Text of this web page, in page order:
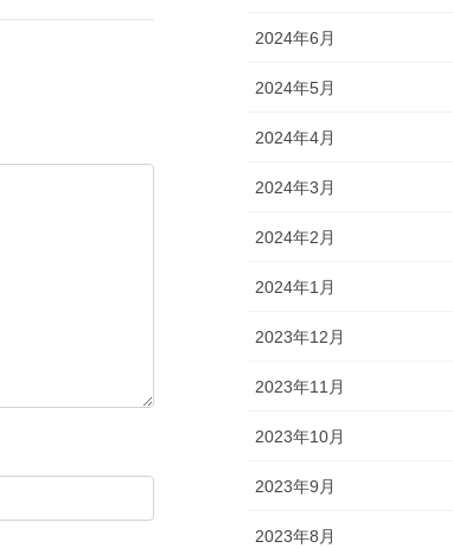
2024年6月
2024年5月
2024年4月
2024年3月
2024年2月
2024年1月
2023年12月
2023年11月
2023年10月
2023年9月
2023年8月